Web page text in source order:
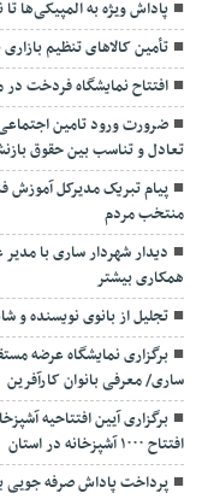
پاداش ویژه به المپیکی‌ها
تأمین کالاهای تنظیم
افتتاح نمایشگاه فردخت در
ضرورت ورود تامین
تعادل و تناسب بین حقوق
پیام تبریک مدیرکل آموزش
منتخب مردم
دیدار شهردار ساری با
همکاری بیشتر
تجلیل از بانوی نویسنده و
برگزاری نمایشگاه عرضه
ساری/ معرفی بانوان کارآفرین
برگزاری آیین افتتاحیه
افتتاح ۱۰۰۰ آشپزخانه در استان
پرداخت پاداش صرفه جویی به ۱۳۴ هزار مشترک برق در